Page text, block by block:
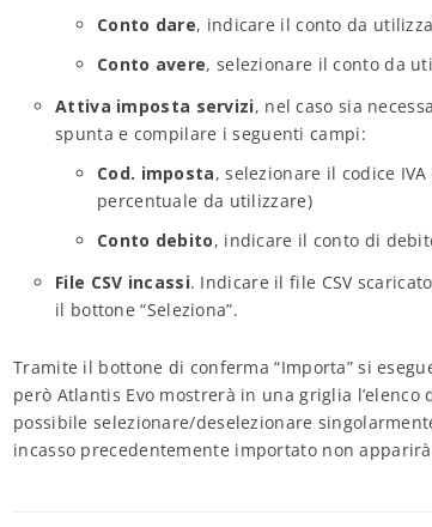
Conto dare, indicare il conto da
Conto avere, selezionare il conto da
Attiva imposta servizi, nel caso sia
spunta e compilare i seguenti campi:
Cod. imposta, selezionare il codice
percentuale da utilizzare)
Conto debito, indicare il conto di
File CSV incassi. Indicare il file CSV
il bottone “Seleziona”.
Tramite il bottone di conferma “Importa” si
però Atlantis Evo mostrerà in una griglia
possibile selezionare/deselezionare
incasso precedentemente importato non